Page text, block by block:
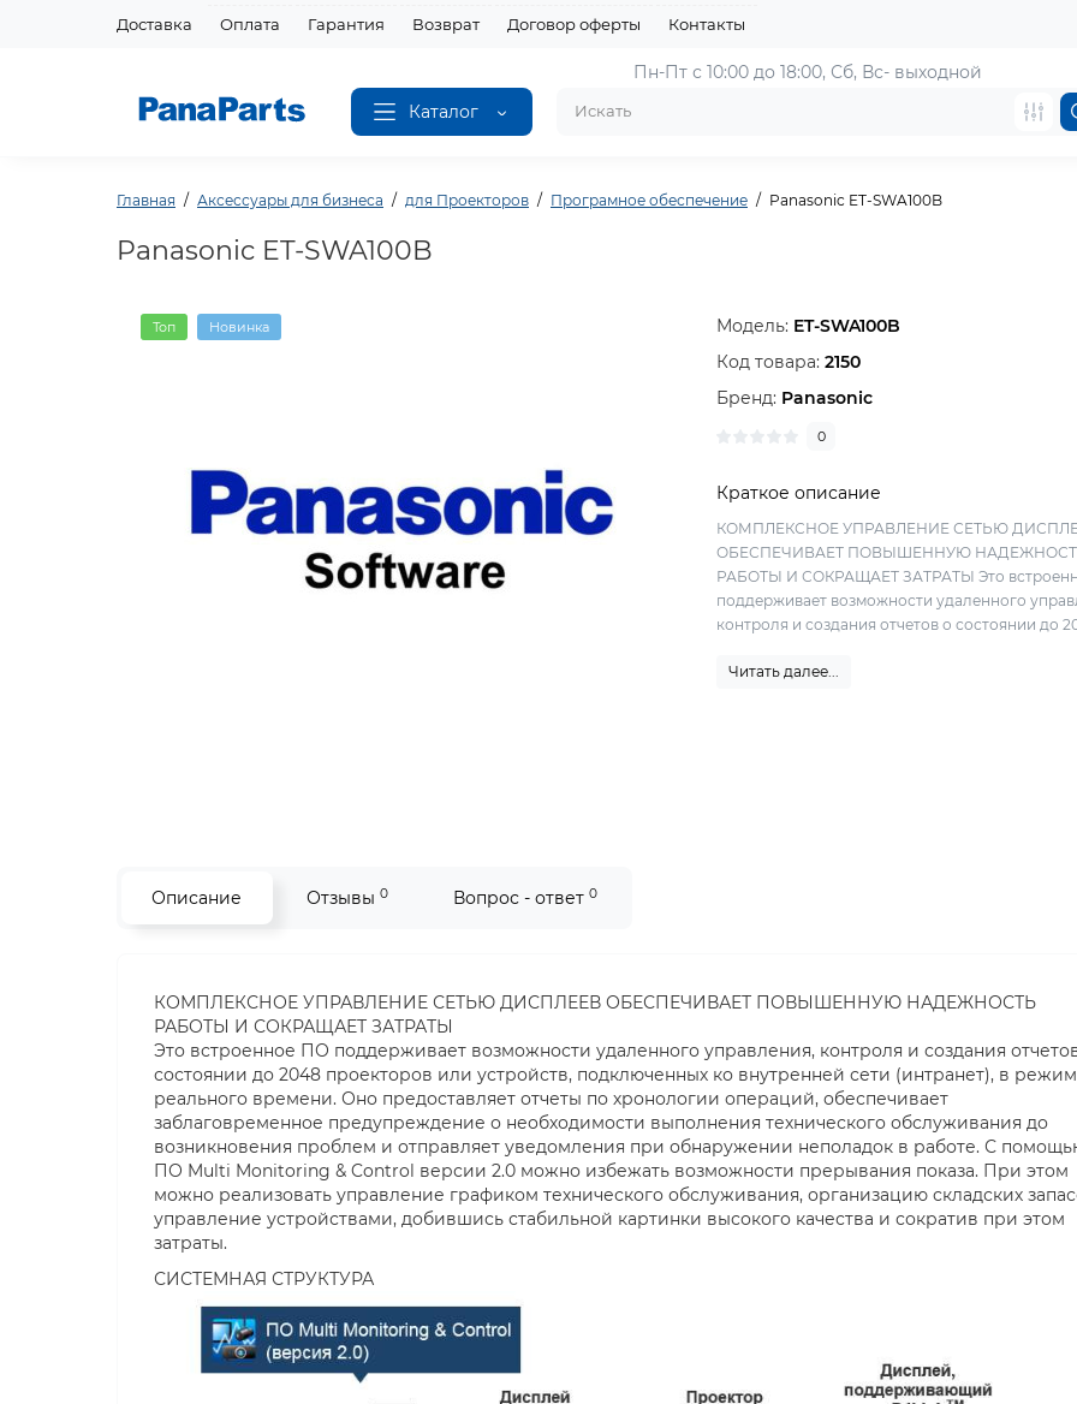
Доставка Оплата Гарантия Возврат Договор оферты Контакты
Каталог
Пн-Пт с 10:00 до 18:00, Сб, Вс- выходной
Главная Аксессуары для бизнеса для Проекторов Програмное обеспечение Panasonic ET-SWA100B
Panasonic ET-SWA100B
Топ Новинка Модель: ET-SWA100B
Код товара:2150
Бренд: Panasonic
0
Краткое описание
КОМПЛЕКСНОЕ УПРАВЛЕНИЕ СЕТЬЮ
ОБЕСПЕЧИВАЕТ ПОВЫШЕННУЮ
РАБОТЫ И СОКРАЩАЕТ ЗАТРАТЫ Это
поддерживает возможности удаленного
контроля и создания отчетов о состоянии до
Читать далее...
Описание Отзывы 0 Вопрос - ответ 0
КОМПЛЕКСНОЕ УПРАВЛЕНИЕ СЕТЬЮ ДИСПЛЕЕВ ОБЕСПЕЧИВАЕТ ПОВЫШЕННУЮ НАДЕЖНОСТЬ
РАБОТЫ И СОКРАЩАЕТ ЗАТРАТЫ
Это встроенное ПО поддерживает возможности удаленного управления, контроля и создания
состоянии до 2048 проекторов или устройств, подключенных ко внутренней сети (интранет), в
реального времени. Оно предоставляет отчеты по хронологии операций, обеспечивает
заблаговременное предупреждение о необходимости выполнения технического обслуживания до
возникновения проблем и отправляет уведомления при обнаружении неполадок в работе. С
ПО Multi Monitoring & Control версии 2.0 можно избежать возможности прерывания показа. При этом
можно реализовать управление графиком технического обслуживания, организацию складских
управление устройствами, добившись стабильной картинки высокого качества и сократив при этом
затраты.
СИСТЕМНАЯ СТРУКТУРА